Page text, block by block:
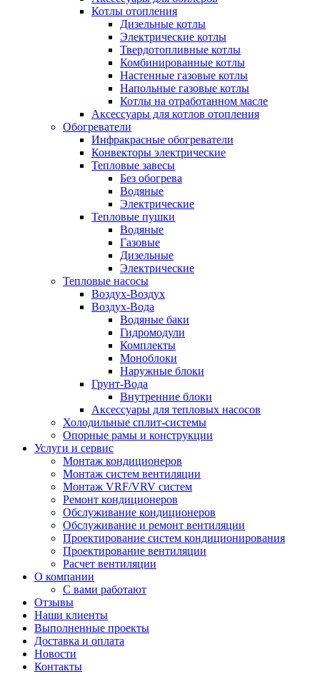
Котлы отопления
Дизельные котлы
Электрические котлы
Твердотопливные котлы
Комбинированные котлы
Настенные газовые котлы
Напольные газовые котлы
Котлы на отработанном масле
Аксессуары для котлов отопления
Обогреватели
Инфракрасные обогреватели
Конвекторы электрические
Тепловые завесы
Без обогрева
Водяные
Электрические
Тепловые пушки
Водяные
Газовые
Дизельные
Электрические
Тепловые насосы
Воздух-Воздух
Воздух-Вода
Водяные баки
Гидромодули
Комплекты
Моноблоки
Наружные блоки
Грунт-Вода
Внутренние блоки
Аксессуары для тепловых насосов
Холодильные сплит-системы
Опорные рамы и конструкции
Услуги и сервис
Монтаж кондиционеров
Монтаж систем вентиляции
Монтаж VRF/VRV систем
Ремонт кондиционеров
Обслуживание кондиционеров
Обслуживание и ремонт вентиляции
Проектирование систем кондиционирования
Проектирование вентиляции
Расчет вентиляции
О компании
С вами работают
Отзывы
Наши клиенты
Выполненные проекты
Доставка и оплата
Новости
Контакты